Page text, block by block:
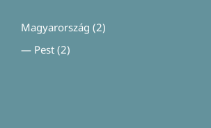
Magyarország (2)
— Pest (2)